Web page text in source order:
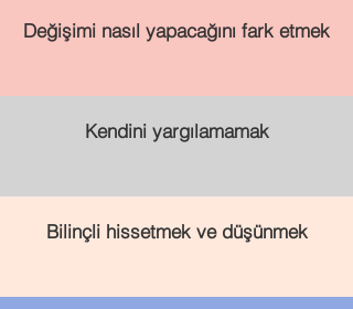
Değişimi nasıl yapacağını fark etmek
Kendini yargılamamak
Bilinçli hissetmek ve düşünmek